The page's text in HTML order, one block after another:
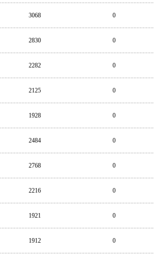
3068 0
2830 0
2282 0
2125 0
1928 0
2484 0
2768 0
2216 0
1921 0
1912 0